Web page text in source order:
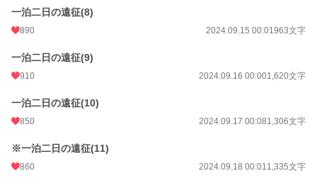
一泊二日の遠征(8)
890 2024.09.15 00:01963文字
一泊二日の遠征(9)
910 2024.09.16 00:001,620文字
一泊二日の遠征(10)
850 2024.09.17 00:081,306文字
※一泊二日の遠征(11)
860 2024.09.18 00:011,335文字